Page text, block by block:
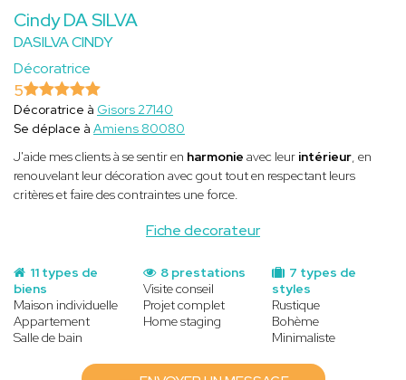
Cindy DA SILVA
DASILVA CINDY
Décoratrice
Fiche decorateur
5
Décoratrice à Gisors 27140
Se déplace à Amiens 80080
J'aide mes clients à se sentir en harmonie avec leur intérieur , en
renouvelant leur décoration avec gout tout en respectant leurs
critères et faire des contraintes une force.
11 types de
biens
Maison individuelle
Appartement
Salle de bain
7 types de
styles
Rustique
Bohème
Minimaliste
8 prestations
Visite conseil
Projet complet
Home staging